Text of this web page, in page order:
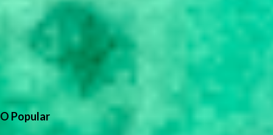
O Popular